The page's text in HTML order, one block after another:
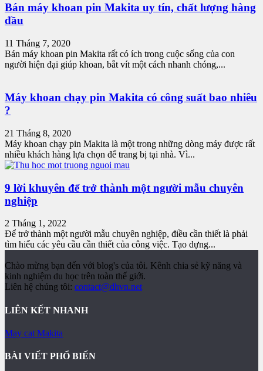
Bán máy khoan pin Makita uy tín, chất lượng hàng
đầu
11 Tháng 7, 2020
Bán máy khoan pin Makita rất có ích trong cuộc sống của con
người hiện đại giúp khoan, bắt vít một cách nhanh chóng,...
Máy khoan chạy pin Makita có công suất bao nhiêu
?
21 Tháng 8, 2020
Máy khoan chạy pin Makita là một trong những dòng máy được rất
nhiều khách hàng lựa chọn để trang bị tại nhà. Vì...
9 lời khuyên để trở thành một người mẫu chuyên
nghiệp
2 Tháng 1, 2022
Để trở thành một người mẫu chuyên nghiệp, điều cần thiết là phải
tìm hiểu các yêu cầu cần thiết của công việc. Tạo dựng...
Chào mừng bạn đến với blog's của tôi. Kênh chia sẻ kỹ năng và
kinh nghiệm du học trên toàn thế giới.
Liên hệ chúng tôi: contact@dhvn.net
LIÊN KẾT NHANH
May cat Makita
BÀI VIẾT PHỔ BIẾN